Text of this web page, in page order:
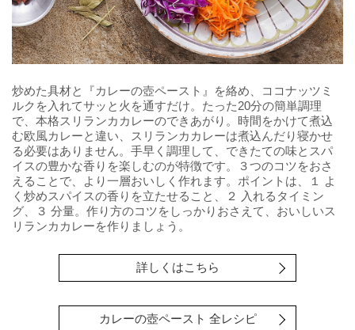
炒めた具材と『カレーの壺ペースト』を絡め、ココナッツミ
ルクを入れてサッと火を通すだけ。たった20分の簡単調理
で、本格スリランカカレーのできあがり。時間をかけて煮込
む欧風カレーと違い、スリランカカレーは煮込んだり寝かせ
る必要はありません。手早く調理して、できたての味とスパ
イスの豊かな香りを楽しむのが特徴です。３つのコツをおさ
えることで、より一層おいしく作れます。ポイントは、１ よ
く炒めスパイスの香りを立たせること、２ 入れるタイミン
グ、３ 分量。作り方のコツをしっかりおさえて、おいしいス
リランカカレーを作りましょう。
詳しくはこちら
カレーの壺ペースト 全レシピ